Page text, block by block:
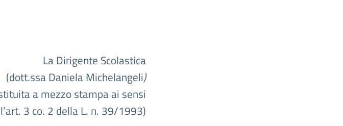
La Dirigente Scolastica
(dott.ssa Daniela Michelangeli)
a mezzo stampa ai sensi
3 co. 2 della L. n. 39/1993)